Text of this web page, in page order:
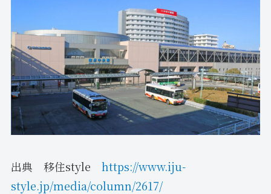
出典 移住style https://www.iju-
style.jp/media/column/2617/